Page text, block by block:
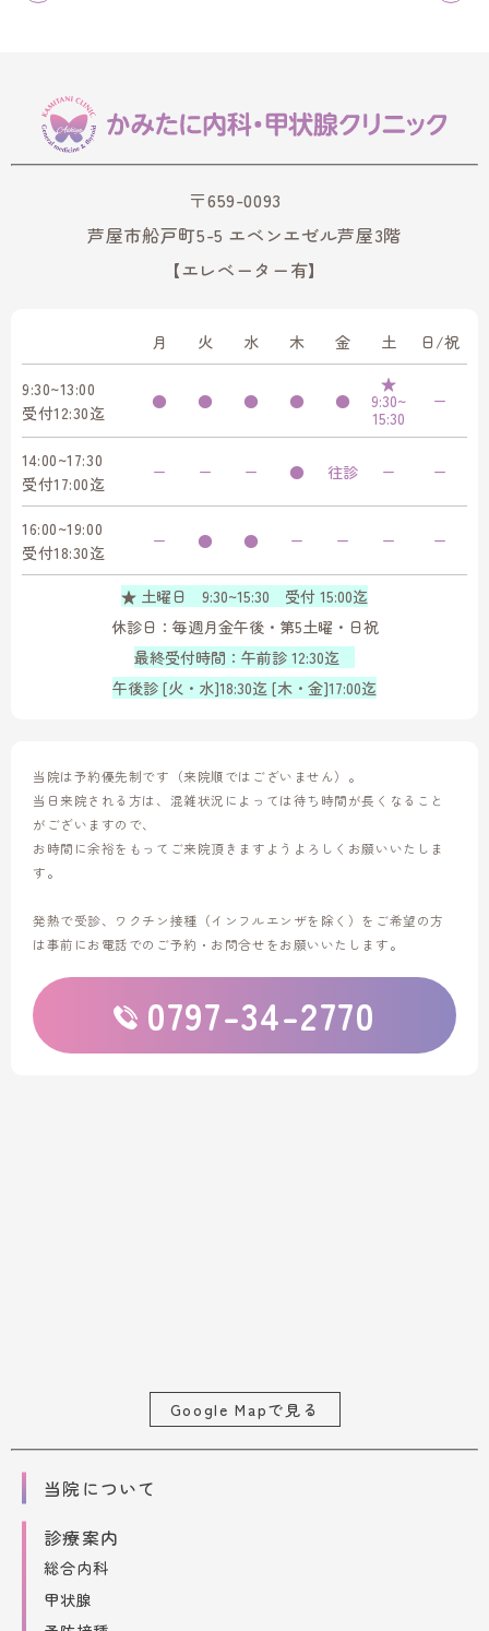
〒659-0093
芦屋市船戸町5-5 エベンエゼル芦屋3階
【エレベーター有】
月 火 水 木 金 土 日/祝
9:30~13:00
受付12:30迄
● ● ● ● ●
★
9:30~
15:30
ー
14:00~17:30
受付17:00迄
ー ー ー ● 往診 ー ー
16:00~19:00
受付18:30迄
ー ● ● ー ー ー ー
★ 土曜日 9:30~15:30 受付 15:00迄
休診日：毎週月金午後・第5土曜・日祝
最終受付時間：午前診 12:30迄
午後診 [火・水]18:30迄 [木・金]17:00迄
当院は予約優先制です（来院順ではございません）。
当日来院される方は、混雑状況によっては待ち時間が長くなること
がございますので、
お時間に余裕をもってご来院頂きますようよろしくお願いいたしま
す。
発熱で受診、ワクチン接種（インフルエンザを除く）をご希望の方
は事前にお電話でのご予約・お問合せをお願いいたします。
0797-34-2770
Google Mapで見る
当院について
診療案内
総合内科
甲状腺